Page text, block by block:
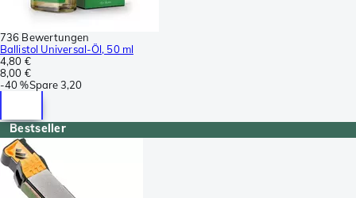
736 Bewertungen
Ballistol Universal-Öl, 50 ml
4,80 €
8,00 €
-40 %Spare3,20
Bestseller